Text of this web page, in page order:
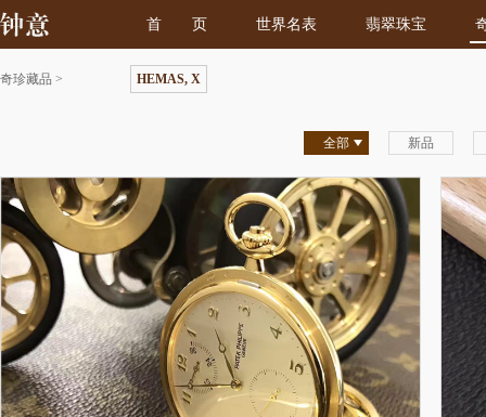
首 页 世界名表 翡翠珠宝
奇珍藏品 > HEMAS, X
全部 新品